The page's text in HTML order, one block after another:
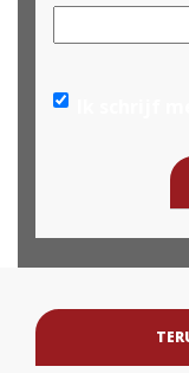
Nieuwsbrief